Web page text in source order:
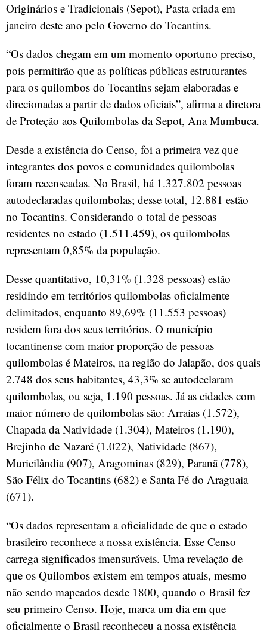
Originários e Tradicionais (Sepot), Pasta criada em
janeiro deste ano pelo Governo do Tocantins.
“Os dados chegam em um momento oportuno preciso,
pois permitirão que as políticas públicas estruturantes
para os quilombos do Tocantins sejam elaboradas e
direcionadas a partir de dados oficiais”, afirma a diretora
de Proteção aos Quilombolas da Sepot, Ana Mumbuca.
Desde a existência do Censo, foi a primeira vez que
integrantes dos povos e comunidades quilombolas
foram recenseadas. No Brasil, há 1.327.802 pessoas
autodeclaradas quilombolas; desse total, 12.881 estão
no Tocantins. Considerando o total de pessoas
residentes no estado (1.511.459), os quilombolas
representam 0,85% da população.
Desse quantitativo, 10,31% (1.328 pessoas) estão
residindo em territórios quilombolas oficialmente
delimitados, enquanto 89,69% (11.553 pessoas)
residem fora dos seus territórios. O município
tocantinense com maior proporção de pessoas
quilombolas é Mateiros, na região do Jalapão, dos quais
2.748 dos seus habitantes, 43,3% se autodeclaram
quilombolas, ou seja, 1.190 pessoas. Já as cidades com
maior número de quilombolas são: Arraias (1.572),
Chapada da Natividade (1.304), Mateiros (1.190),
Brejinho de Nazaré (1.022), Natividade (867),
Muricilândia (907), Aragominas (829), Paranã (778),
São Félix do Tocantins (682) e Santa Fé do Araguaia
(671).
“Os dados representam a oficialidade de que o estado
brasileiro reconhece a nossa existência. Esse Censo
carrega significados imensuráveis. Uma revelação de
que os Quilombos existem em tempos atuais, mesmo
não sendo mapeados desde 1800, quando o Brasil fez
seu primeiro Censo. Hoje, marca um dia em que
oficialmente o Brasil reconheceu a nossa existência